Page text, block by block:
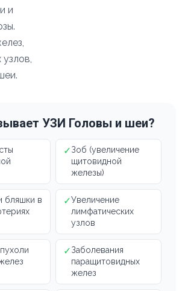
и
УЗИ Головы и шеи?
✓Зоб (увеличение
щитовидной
железы)
бляшки в
✓Увеличение
лимфатических
узлов
✓Заболевания
паращитовидных
желез